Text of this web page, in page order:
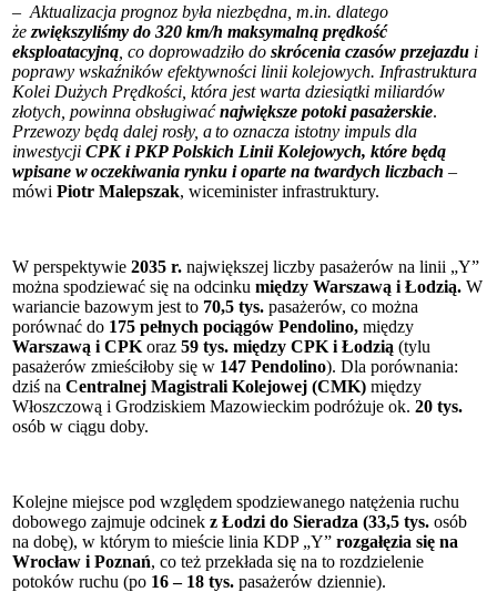
– Aktualizacja prognoz była niezbędna, m.in. dlatego
że zwiększyliśmy do 320 km/h maksymalną prędkość
eksploatacyjną , co doprowadziło do skrócenia czasów przejazdu i
poprawy wskaźników efektywności linii kolejowych. Infrastruktura
Kolei Dużych Prędkości, która jest warta dziesiątki miliardów
złotych, powinna obsługiwaćnajwiększe potoki pasażerskie.
Przewozy będą dalej rosły, a to oznacza istotny impuls dla
inwestycji CPK i PKP Polskich Linii Kolejowych, które będą
wpisane w oczekiwania rynku ioparte na twardych liczbach –
mówi Piotr Malepszak, wiceminister infrastruktury.
W perspektywie 2035 r. największej liczby pasażerów na linii „Y”
można spodziewać się na odcinku między Warszawą i Łodzią. W
wariancie bazowym jest to 70,5 tys. pasażerów, co można
porównać do 175 pełnych pociągów Pendolino, między
Warszawą i CPK oraz 59 tys. między CPK i Łodzią (tylu
pasażerów zmieściłoby się w 147 Pendolino). Dla porównania:
dziś na Centralnej Magistrali Kolejowej (CMK) między
Włoszczową i Grodziskiem Mazowieckim podróżuje ok. 20 tys.
osób w ciągu doby.
Kolejne miejsce pod względem spodziewanego natężenia ruchu
dobowego zajmuje odcinek z Łodzi do Sieradza (33,5 tys. osób
na dobę), w którym to mieście linia KDP „Y” rozgałęzia się na
Wrocław i Poznań, co też przekłada się na to rozdzielenie
potoków ruchu (po 16 – 18 tys. pasażerów dziennie).